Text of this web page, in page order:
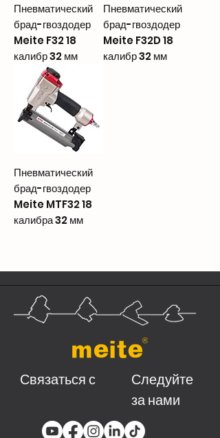
Пневматический
брад-гвоздодер
Meite F32 18
калибр 32 мм
Пневматический
брад-гвоздодер
Meite F32D 18
калибр 32 мм
Пневматический
брад-гвоздодер
Meite MTF32 18
калибра 32 мм
Связаться с
Следуйте
за нами